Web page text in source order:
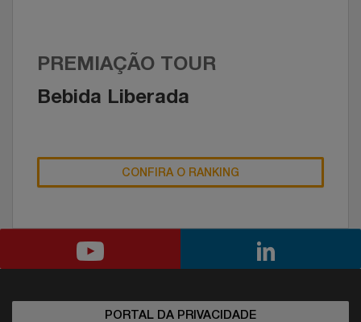
PREMIAÇÃO TOUR
Bebida Liberada
CONFIRA O RANKING
PORTAL DA PRIVACIDADE